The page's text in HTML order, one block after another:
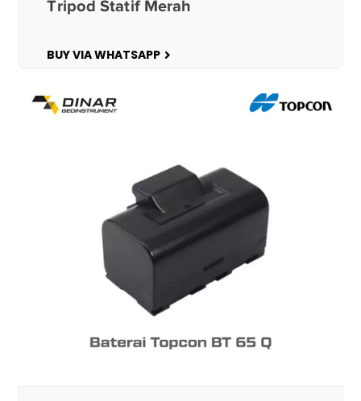
Tripod Statif Merah
BUY VIA WHATSAPP